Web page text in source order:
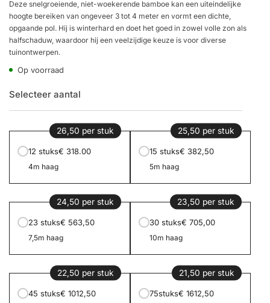
Deze snelgroeiende, niet-woekerende bamboe kan een uiteindelijke
hoogte bereiken van ongeveer 3 tot 4 meter en vormt een dichte,
opgaande pol. Hij is winterhard en doet het goed in zowel volle zon als
halfschaduw, waardoor hij een veelzijdige keuze is voor diverse
tuinontwerpen.
Op voorraad
Selecteer aantal
26,50 per stuk
12 stuks€ 318.00
4m haag
25,50 per stuk
15 stuks€ 382,50
5m haag
24,50 per stuk
23 stuks€ 563,50
7,5m haag
23,50 per stuk
30 stuks€ 705,00
10m haag
22,50 per stuk
45 stuks€ 1012,50
21,50 per stuk
75stuks€ 1612,50